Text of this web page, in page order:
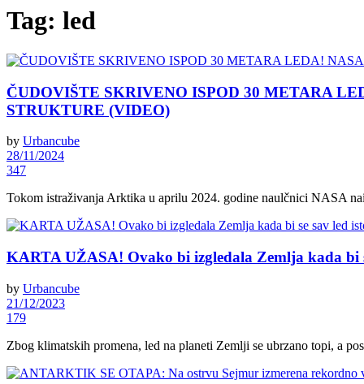
Tag: led
ČUDOVIŠTE SKRIVENO ISPOD 30 METARA
STRUKTURE (VIDEO)
by Urbancube
28/11/2024
347
Tokom istraživanja Arktika u aprilu 2024. godine naulčnici NASA
KARTA UŽASA! Ovako bi izgledala Zemlja kada
by Urbancube
21/12/2023
179
Zbog klimatskih promena, led na planeti Zemlji se ubrzano topi, a